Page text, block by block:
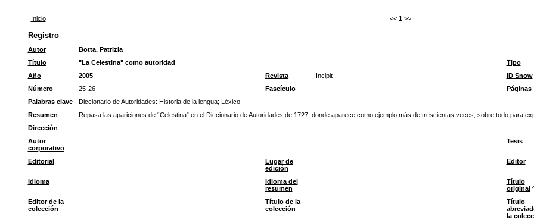
Inicio << 1 >>
Registro
Autor
Botta, Patrizia
Título
"La Celestina" como autoridad Tipo
Año
2005 Revista Incipit ID Snow
Número
25-26 Fascículo Páginas
Palabras clave
Diccionario de Autoridades: Historia de la lengua; Léxico
Resumen
Repasa las apariciones de “Celestina” en el Diccionario de Autoridades de 1727, donde aparece como ejemplo más de trescientas veces, sobre todo para
Dirección
Autor
corporativo
Tesis
Editorial
Lugar de
edición
Editor
Idioma
Idioma del
resumen
Título
original
Editor de la
colección
Título de la
colección
Título
la